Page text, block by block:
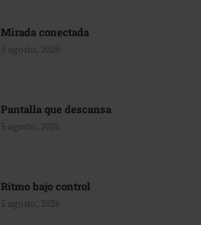
Mirada conectada
5 agosto, 2026
Pantalla que descansa
5 agosto, 2026
Ritmo bajo control
5 agosto, 2026